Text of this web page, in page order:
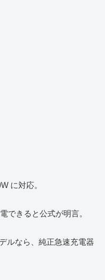
に対応。
できると公式が明言。
ルなら、純正急速充電器